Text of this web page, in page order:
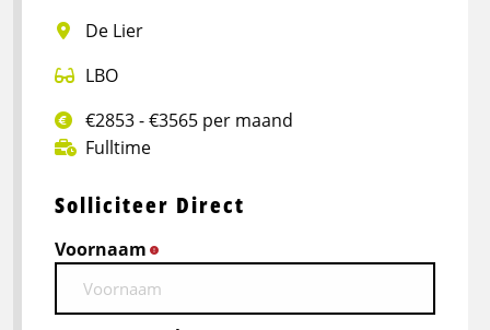
De Lier
LBO
€2853 - €3565 per maand
Fulltime
Solliciteer Direct
Voornaam